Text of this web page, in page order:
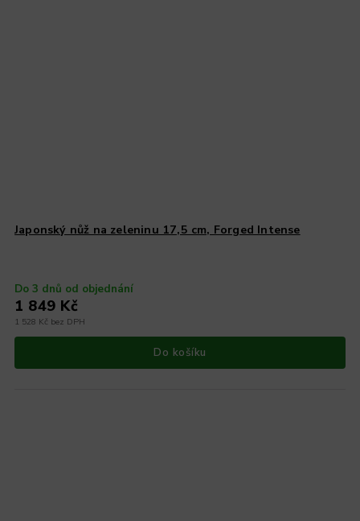
Japonský nůž na zeleninu 17,5 cm, Forged Intense
Do 3 dnů od objednání
1 528 Kč bez DPH
1 849 Kč
Do košíku